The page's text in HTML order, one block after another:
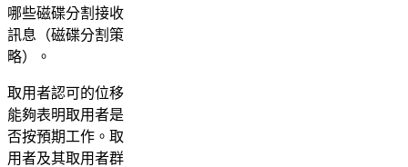
哪些磁碟分割接收
訊息（磁碟分割策
略）。
取用者認可的位移
能夠表明取用者是
否按預期工作。取
用者及其取用者群